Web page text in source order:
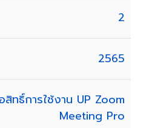
2
2565
ทธิ์การใช้งาน UP Zoom
Meeting Pro